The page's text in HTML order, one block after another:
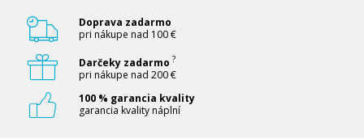
Doprava zadarmo
pri nákupe nad 100 €
Darčeky zadarmo ?
pri nákupe nad 200 €
100 % garancia kvality
garancia kvality náplní